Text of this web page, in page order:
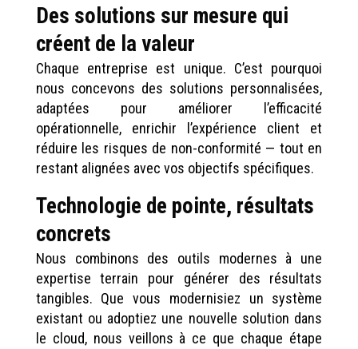
Des solutions sur mesure qui
créent de la valeur
Chaque entreprise est unique. C’est pourquoi
nous concevons des solutions personnalisées,
adaptées pour améliorer l’efficacité
opérationnelle, enrichir l’expérience client et
réduire les risques de non-conformité — tout en
restant alignées avec vos objectifs spécifiques.
Technologie de pointe, résultats
concrets
Nous combinons des outils modernes à une
expertise terrain pour générer des résultats
tangibles. Que vous modernisiez un système
existant ou adoptiez une nouvelle solution dans
le cloud, nous veillons à ce que chaque étape